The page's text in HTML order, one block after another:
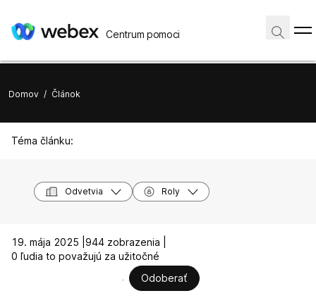
Centrum pomoci
Domov / Článok
Téma článku:
Odvetvia Roly
19. mája 2025 | 944 zobrazenia |
0 ľudia to považujú za užitočné
Odoberať